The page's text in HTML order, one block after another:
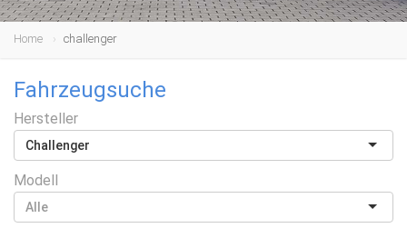
Home challenger
Fahrzeugsuche
Hersteller
Challenger
Modell